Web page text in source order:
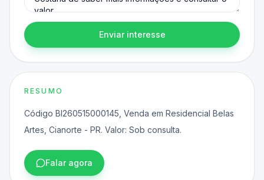
Enviar interesse
RESUMO
Código BI260515000145, Venda em Residencial Belas
Artes, Cianorte - PR. Valor: Sob consulta.
Falar agora